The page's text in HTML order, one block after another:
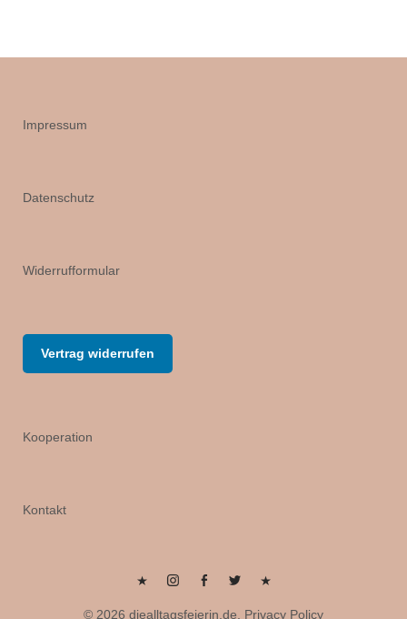
Impressum
Datenschutz
Widerrufformular
Vertrag widerrufen
Kooperation
Kontakt
PinterestInstagramFacebook
TwitterFlipboard
© 2026 diealltagsfeierin.de. Privacy Policy